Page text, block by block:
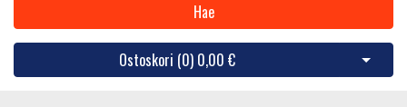
Hae
Ostoskori (0) 0,00 € Avaa